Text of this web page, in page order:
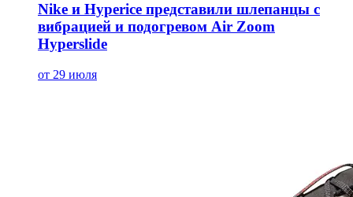
Nike и Hyperice представили шлепанцы с
вибрацией и подогревом Air Zoom
Hyperslide
от 29 июля